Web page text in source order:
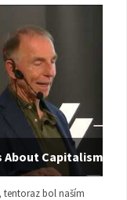
About Capitalism
tentoraz bol naším